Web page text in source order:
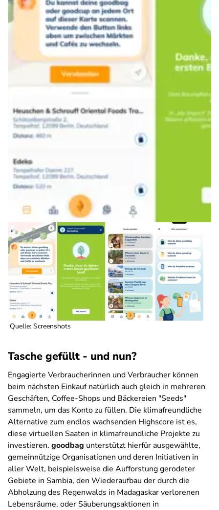
Quelle: Screenshots
Tasche gefüllt - und nun?
Engagierte Verbraucherinnen und Verbraucher können
beim nächsten Einkauf natürlich auch gleich in mehreren
Geschäften, Coffee-Shops und Bäckereien "Seeds"
sammeln, um das Konto zu füllen. Die klimafreundliche
Alternative zum endlos wachsenden Highscore ist es,
diese virtuellen Saaten in klimafreundliche Projekte zu
investieren. goodbag unterstützt hierfür ausgewählte,
gemeinnützige Organisationen und deren Initiativen in
aller Welt, beispielsweise die Aufforstung gerodeter
Gebiete in Sambia, den Wiederaufbau der durch die
Abholzung des Regenwalds in Madagaskar verlorenen
Lebensräume, oder Säuberungsaktionen in